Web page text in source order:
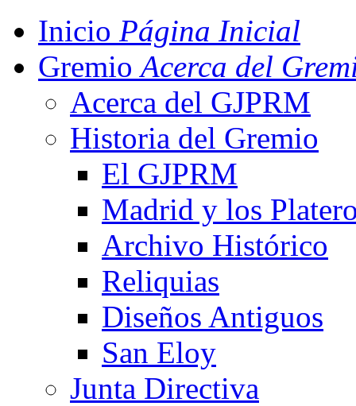
Inicio Página Inicial
GremioAcerca del
Acerca del GJPRM
Historia del Gremio
El GJPRM
Madrid y los
Archivo Histórico
Reliquias
Diseños Antiguos
San Eloy
Junta Directiva